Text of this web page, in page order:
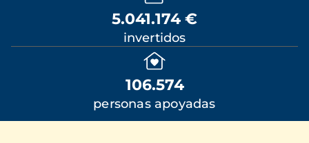
5.041.174 €
invertidos
106.574
personas apoyadas